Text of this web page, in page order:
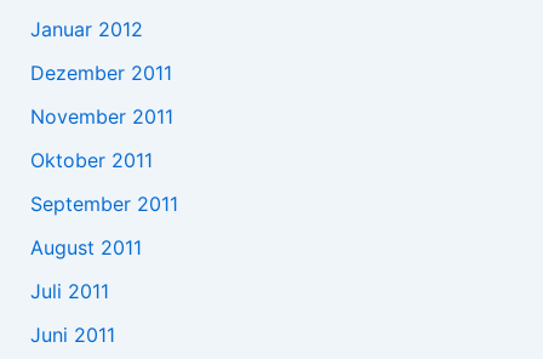
Januar 2012
Dezember 2011
November 2011
Oktober 2011
September 2011
August 2011
Juli 2011
Juni 2011